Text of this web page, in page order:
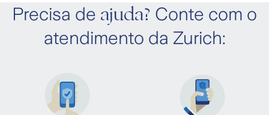
Precisa de ajuda? Conte com o
atendimento da Zurich: